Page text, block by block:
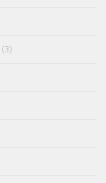
(3)